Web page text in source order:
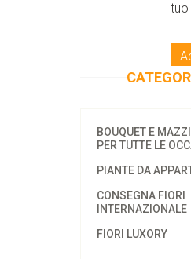
tuo
BOUQUET E MAZZI
PER TUTTE LE
PIANTE DA
CONSEGNA FIORI
INTERNAZIONALE
FIORI LUXORY